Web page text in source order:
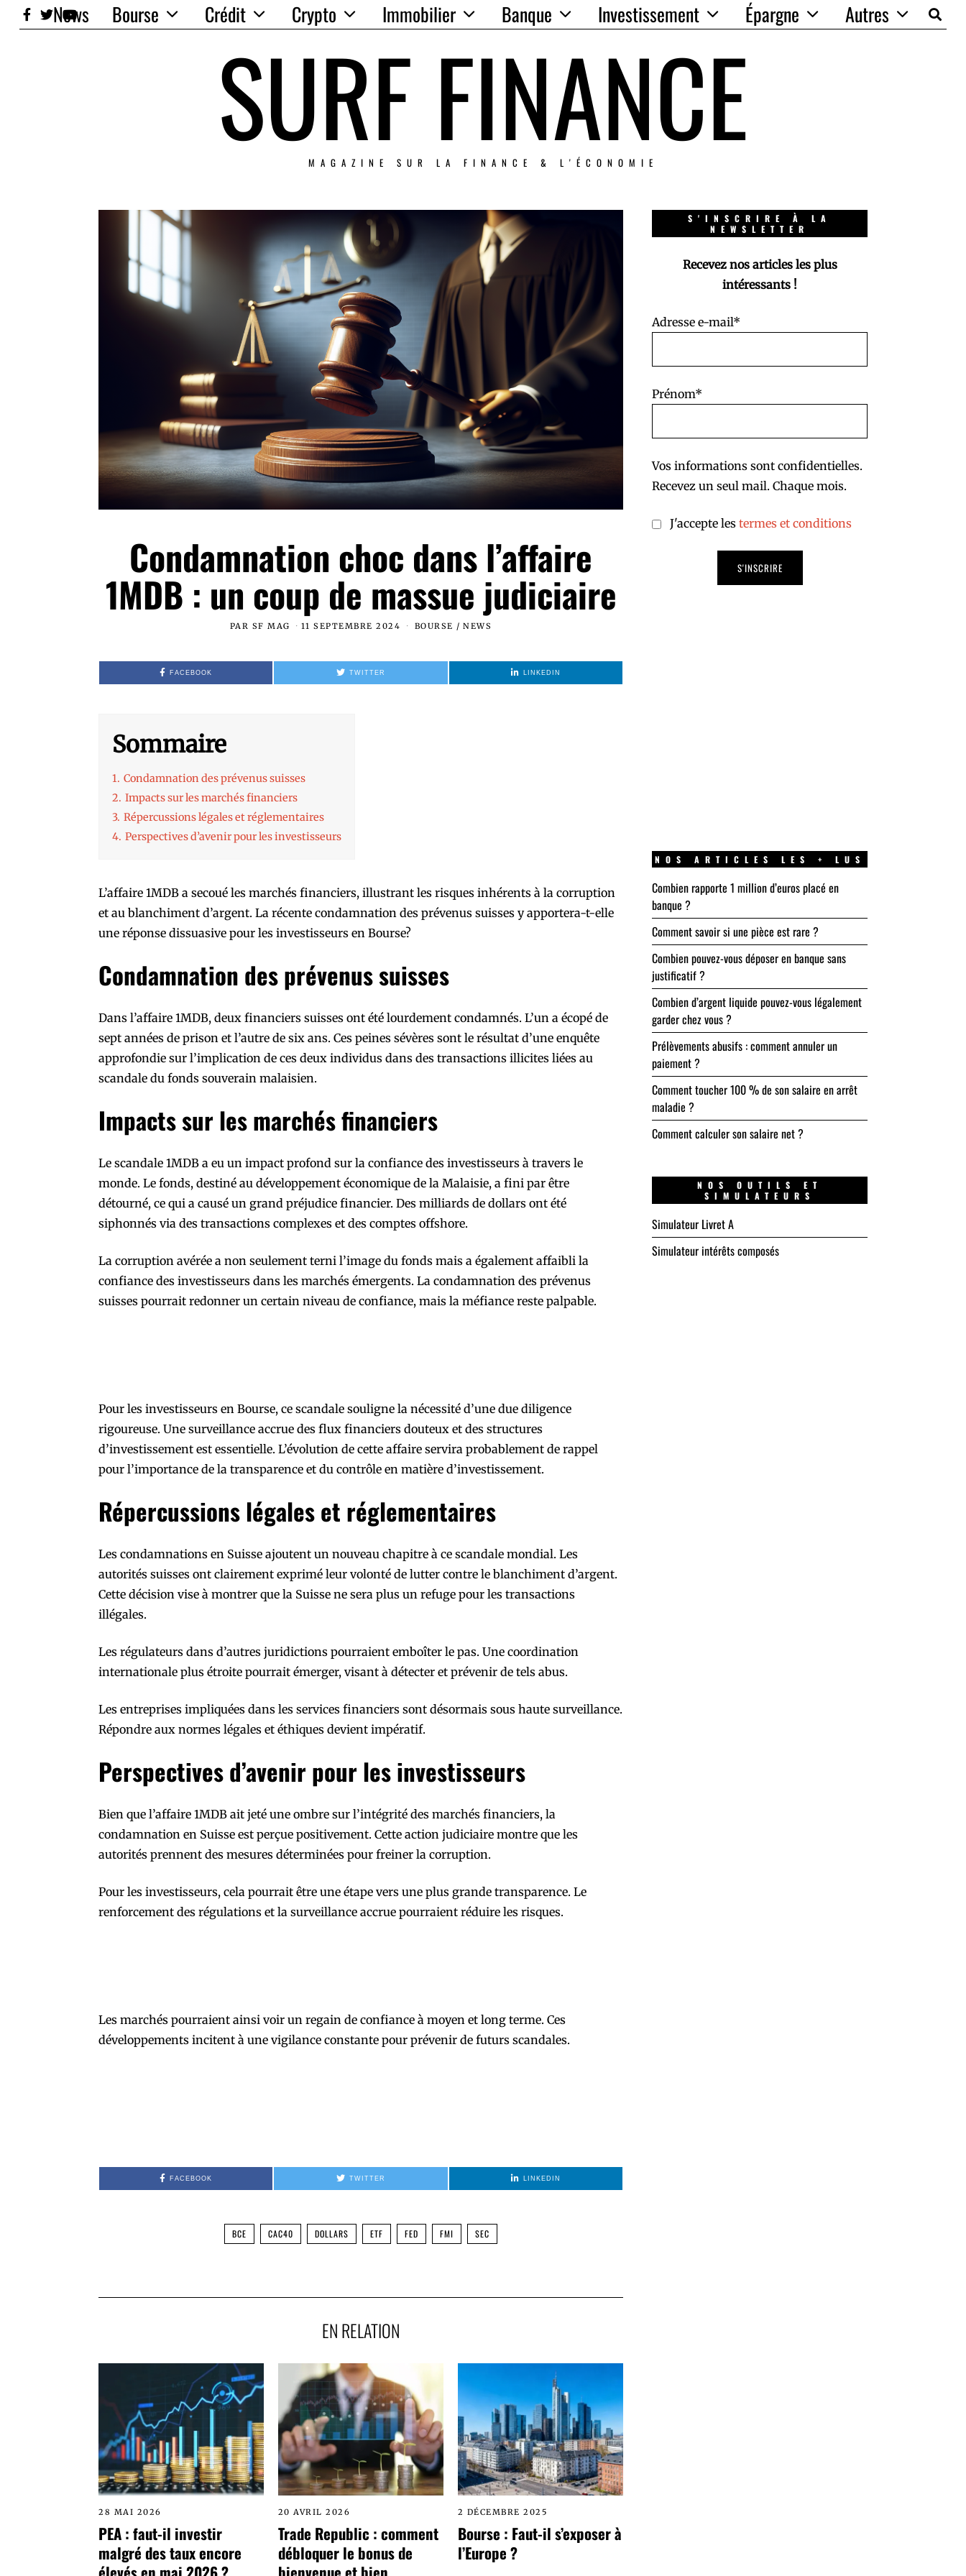
News Bourse Crédit Crypto Immobilier Banque Investissement Épargne Autres
SURF FINANCE
MAGAZINE SUR LA FINANCE & L'ÉCONOMIE
Condamnation choc dans l’affaire
1MDB : un coup de massue judiciaire
PAR SF MAG 11 SEPTEMBRE 2024 BOURSE / NEWS
FACEBOOK TWITTER LINKEDIN
Sommaire
1. Condamnation des prévenus suisses
2. Impacts sur les marchés financiers
3. Répercussions légales et réglementaires
4. Perspectives d’avenir pour les investisseurs
L’affaire 1MDB a secoué les marchés financiers, illustrant les risques inhérents à la corruption
et au blanchiment d’argent. La récente condamnation des prévenus suisses y apportera-t-elle
une réponse dissuasive pour les investisseurs en Bourse?
Condamnation des prévenus suisses
Dans l’affaire 1MDB, deux financiers suisses ont été lourdement condamnés. L’un a écopé de
sept années de prison et l’autre de six ans. Ces peines sévères sont le résultat d’une enquête
approfondie sur l’implication de ces deux individus dans des transactions illicites liées au
scandale du fonds souverain malaisien.
Impacts sur les marchés financiers
Le scandale 1MDB a eu un impact profond sur la confiance des investisseurs à travers le
monde. Le fonds, destiné au développement économique de la Malaisie, a fini par être
détourné, ce qui a causé un grand préjudice financier. Des milliards de dollars ont été
siphonnés via des transactions complexes et des comptes offshore.
La corruption avérée a non seulement terni l’image du fonds mais a également affaibli la
confiance des investisseurs dans les marchés émergents. La condamnation des prévenus
suisses pourrait redonner un certain niveau de confiance, mais la méfiance reste palpable.
Pour les investisseurs en Bourse, ce scandale souligne la nécessité d’une due diligence
rigoureuse. Une surveillance accrue des flux financiers douteux et des structures
d’investissement est essentielle. L’évolution de cette affaire servira probablement de rappel
pour l’importance de la transparence et du contrôle en matière d’investissement.
Répercussions légales et réglementaires
Les condamnations en Suisse ajoutent un nouveau chapitre à ce scandale mondial. Les
autorités suisses ont clairement exprimé leur volonté de lutter contre le blanchiment d’argent.
Cette décision vise à montrer que la Suisse ne sera plus un refuge pour les transactions
illégales.
Les régulateurs dans d’autres juridictions pourraient emboîter le pas. Une coordination
internationale plus étroite pourrait émerger, visant à détecter et prévenir de tels abus.
Les entreprises impliquées dans les services financiers sont désormais sous haute surveillance.
Répondre aux normes légales et éthiques devient impératif.
Perspectives d’avenir pour les investisseurs
Bien que l’affaire 1MDB ait jeté une ombre sur l’intégrité des marchés financiers, la
condamnation en Suisse est perçue positivement. Cette action judiciaire montre que les
autorités prennent des mesures déterminées pour freiner la corruption.
Pour les investisseurs, cela pourrait être une étape vers une plus grande transparence. Le
renforcement des régulations et la surveillance accrue pourraient réduire les risques.
Les marchés pourraient ainsi voir un regain de confiance à moyen et long terme. Ces
développements incitent à une vigilance constante pour prévenir de futurs scandales.
FACEBOOK TWITTER LINKEDIN
BCE CAC40 DOLLARS ETF FED FMI SEC
EN RELATION
28 MAI 2026
PEA : faut-il investir
malgré des taux encore
20 AVRIL 2026
Trade Republic : comment
débloquer le bonus de
2 DÉCEMBRE 2025
Bourse : Faut-il s’exposer à
l’Europe ?
S'INSCRIRE À LA
NEWSLETTER
Recevez nos articles les plus
intéressants !
Adresse e-mail*
Prénom*
Vos informations sont confidentielles.
Recevez un seul mail. Chaque mois.
J'accepte les termes et conditions
NOS ARTICLES LES + LUS
Combien rapporte 1 million d’euros placé en
banque ?
Comment savoir si une pièce est rare ?
Combien pouvez-vous déposer en banque sans
justificatif ?
Combien d’argent liquide pouvez-vous légalement
garder chez vous ?
Prélèvements abusifs : comment annuler un
paiement ?
Comment toucher 100 % de son salaire en arrêt
maladie ?
Comment calculer son salaire net ?
NOS OUTILS ET
SIMULATEURS
Simulateur Livret A
Simulateur intérêts composés